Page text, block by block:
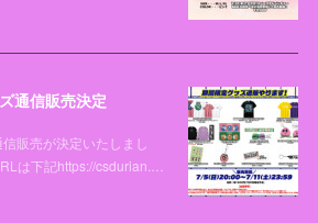
通信販売決定
販売が決定いたしまし
は下記https://csdurian.…